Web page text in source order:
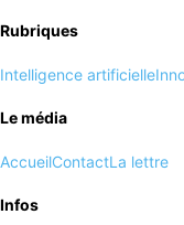
Rubriques
Intelligence artificielle
Le média
AccueilContactLa lettre
Infos